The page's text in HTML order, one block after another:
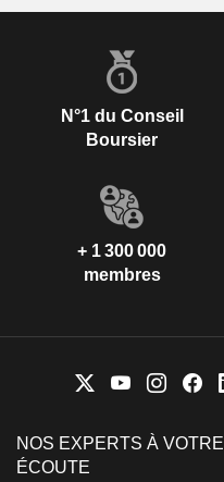
N°1 du Conseil
Boursier
+ 1 300 000
membres
NOS EXPERTS À VOTRE
ÉCOUTE